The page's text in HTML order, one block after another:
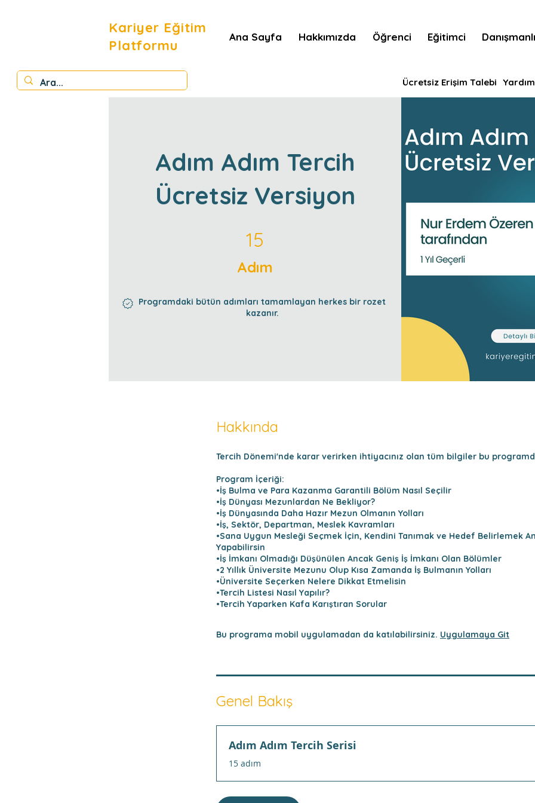
Kariyer Eğitim
Platformu
Ana Sayfa Hakkımızda Öğrenci Eğitimci
Ücretsiz Erişim Talebi
Adım Adım Tercih
Ücretsiz Versiyon
15
Adım
Programdaki bütün adımları tamamlayan herkes bir rozet
kazanır.
Hakkında
Tercih Dönemi'nde karar verirken ihtiyacınız olan tüm bilgiler bu
Program İçeriği:
•İş Bulma ve Para Kazanma Garantili Bölüm Nasıl Seçilir
•İş Dünyası Mezunlardan Ne Bekliyor?
•İş Dünyasında Daha Hazır Mezun Olmanın Yolları
•İş, Sektör, Departman, Meslek Kavramları
•Sana Uygun Mesleği Seçmek İçin, Kendini Tanımak ve Hedef Belirlemek
Yapabilirsin
•İş İmkanı Olmadığı Düşünülen Ancak Geniş İş İmkanı Olan Bölümler
•2 Yıllık Üniversite Mezunu Olup Kısa Zamanda İş Bulmanın Yolları
•Üniversite Seçerken Nelere Dikkat Etmelisin
•Tercih Listesi Nasıl Yapılır?
•Tercih Yaparken Kafa Karıştıran Sorular
Bu programa mobil uygulamadan da katılabilirsiniz. Uygulamaya Git
Genel Bakış
Adım Adım Tercih Serisi
.15 adım